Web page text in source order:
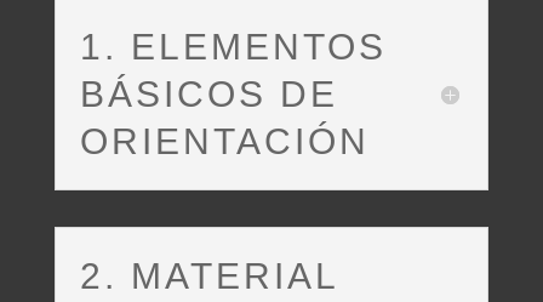
1. ELEMENTOS
BÁSICOS DE
ORIENTACIÓN
2. MATERIAL